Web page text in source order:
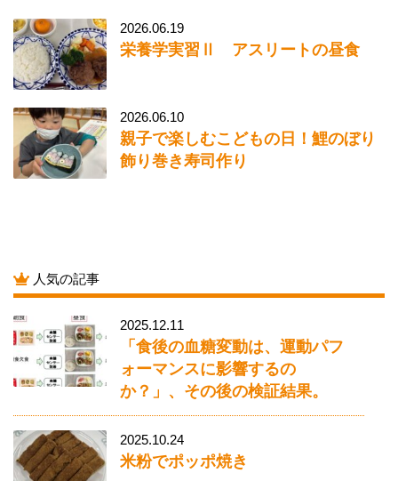
2026.06.19
栄養学実習Ⅱ アスリートの昼食
2026.06.10
親子で楽しむこどもの日！鯉のぼり
飾り巻き寿司作り
人気の記事
2025.12.11
「食後の血糖変動は、運動パフ
ォーマンスに影響するの
か？」、その後の検証結果。
2025.10.24
米粉でポッポ焼き